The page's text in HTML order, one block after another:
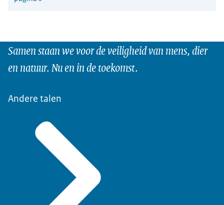
Samen staan we voor de veiligheid van mens, dier
en natuur. Nu en in de toekomst.
Andere talen